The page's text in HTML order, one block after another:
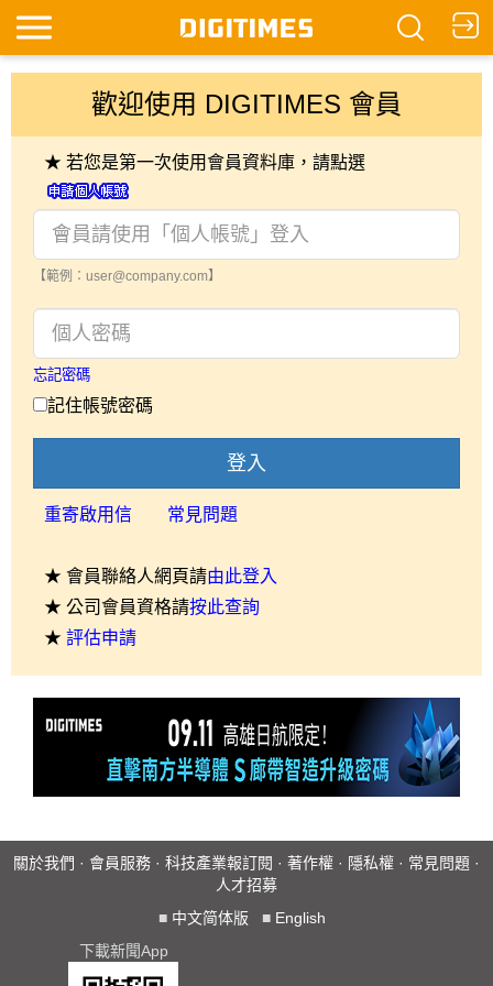
歡迎使用 DIGITIMES 會員
★ 若您是第一次使用會員資料庫，請點選
【範例：user@company.com】
忘記密碼
記住帳號密碼
登入
重寄啟用信 常見問題
★ 會員聯絡人網頁請由此登入
★ 公司會員資格請按此查詢
★ 評估申請
關於我們 · 會員服務 · 科技產業報訂閱 · 著作權 · 隱私權 · 常見問題 ·
人才招募
■ 中文简体版 ■ English
下載新聞App